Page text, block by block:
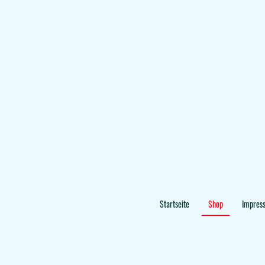
Startseite Shop